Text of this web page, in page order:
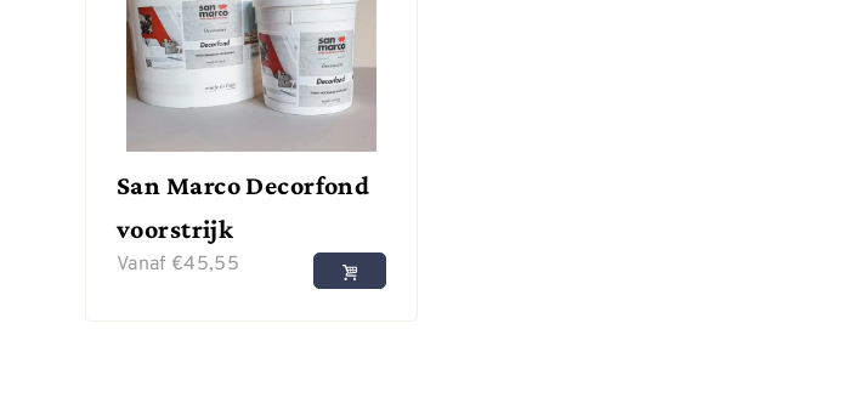
San Marco Decorfond
voorstrijk
Vanaf €45,55